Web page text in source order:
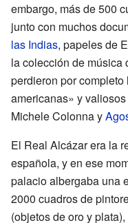
embargo, más de 500
junto con muchos
las Indias, papeles de
la colección de música
perdieron por
americanas» y
Michele Colonna y
El Real Alcázar era la
española, y en ese
palacio albergaba una
2000 cuadros de
(objetos de oro y